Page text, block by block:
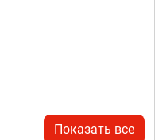
Показать все